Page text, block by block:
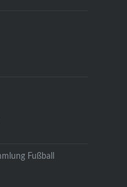
Fußball